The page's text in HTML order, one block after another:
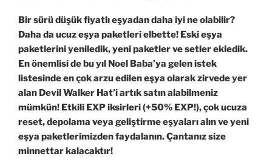
Bir sürü düşük fiyatlı eşyadan daha iyi ne olabilir?
Daha da ucuz eşya paketleri elbette! Eski eşya
paketlerini yeniledik, yeni paketler ve setler ekledik.
En önemlisi de bu yıl Noel Baba’ya gelen istek
listesinde en çok arzu edilen eşya olarak zirvede yer
alan Devil Walker Hat’i artık satın alabilmeniz
mümkün! Etkili EXP iksirleri (+50% EXP!), çok ucuza
reset, depolama veya geliştirme eşyaları alın ve yeni
eşya paketlerimizden faydalanın. Çantanız size
minnettar kalacaktır!